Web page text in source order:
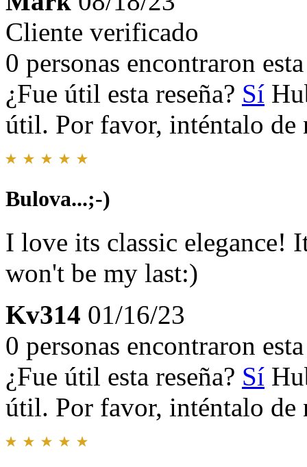
Cliente verificado
0 personas encontraron
¿Fue útil esta reseña? Sí
útil. Por favor, inténtalo de
Bulova...;-)
I love its classic elegance!
won't be my last:)
Kv314 01/16/23
0 personas encontraron
¿Fue útil esta reseña? Sí
útil. Por favor, inténtalo de